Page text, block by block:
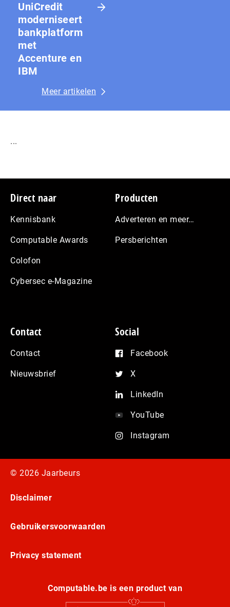
UniCredit
moderniseert
bankplatform
met
Accenture en
IBM
Meer artikelen
...
Footer
Direct naar
Kennisbank
Computable Awards
Colofon
Cybersec e-Magazine
Producten
Adverteren en meer…
Persberichten
Contact
Contact
Nieuwsbrief
Social
Facebook
X
LinkedIn
YouTube
Instagram
© 2026 Jaarbeurs
Disclaimer
Gebruikersvoorwaarden
Privacy statement
Computable.be is een product van